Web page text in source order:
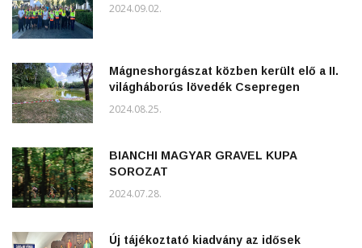
2024.09.02.
Mágneshorgászat közben került elő a II.
világháborús lövedék Csepregen
2024.08.25.
BIANCHI MAGYAR GRAVEL KUPA
SOROZAT
2024.07.28.
Új tájékoztató kiadvány az idősek